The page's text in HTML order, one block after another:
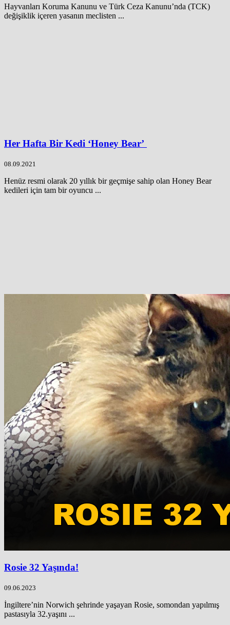
Hayvanları Koruma Kanunu ve Türk Ceza Kanunu’nda (TCK)
değişiklik içeren yasanın meclisten ...
Her Hafta Bir Kedi ‘Honey Bear’
08.09.2021
Henüz resmi olarak 20 yıllık bir geçmişe sahip olan Honey Bear
kedileri için tam bir oyuncu ...
Rosie 32 Yaşında!
09.06.2023
İngiltere’nin Norwich şehrinde yaşayan Rosie, somondan yapılmış
pastasıyla 32.yaşını ...